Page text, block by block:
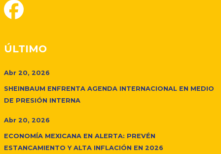
ÚLTIMO
Abr 20, 2026
SHEINBAUM ENFRENTA AGENDA INTERNACIONAL EN MEDIO
DE PRESIÓN INTERNA
Abr 20, 2026
ECONOMÍA MEXICANA EN ALERTA: PREVÉN
ESTANCAMIENTO Y ALTA INFLACIÓN EN 2026